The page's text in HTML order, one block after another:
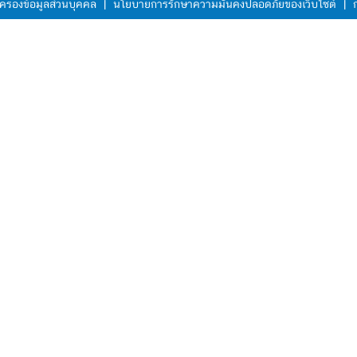
รองข้อมูลส่วนบุคคล | นโยบายการรักษาความมั่นคงปลอดภัยของเว็บไซต์ |